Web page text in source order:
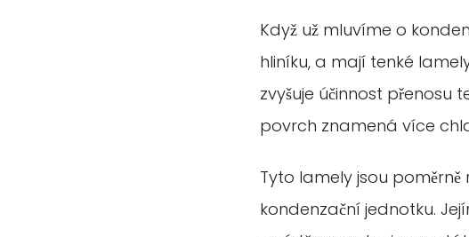
Když už mluvíme o
hliníku, a mají tenké
zvyšuje účinnost přenosu
povrch znamená více
Tyto lamely jsou poměrně
kondenzační jednotku.